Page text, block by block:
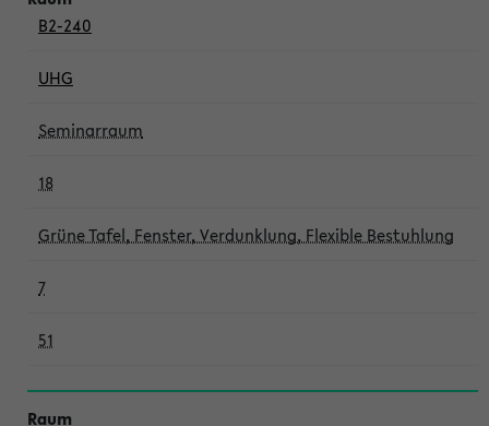
B2-240
UHG
Seminarraum
18
Grüne Tafel, Fenster, Verdunklung, Flexible Bestuhlung
7
51